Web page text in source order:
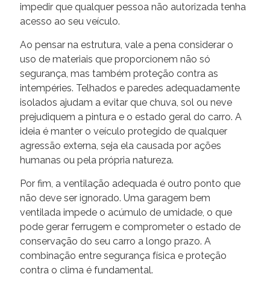
impedir que qualquer pessoa não autorizada tenha
acesso ao seu veículo.
Ao pensar na estrutura, vale a pena considerar o
uso de materiais que proporcionem não só
segurança, mas também proteção contra as
intempéries. Telhados e paredes adequadamente
isolados ajudam a evitar que chuva, sol ou neve
prejudiquem a pintura e o estado geral do carro. A
ideia é manter o veículo protegido de qualquer
agressão externa, seja ela causada por ações
humanas ou pela própria natureza.
Por fim, a ventilação adequada é outro ponto que
não deve ser ignorado. Uma garagem bem
ventilada impede o acúmulo de umidade, o que
pode gerar ferrugem e comprometer o estado de
conservação do seu carro a longo prazo. A
combinação entre segurança física e proteção
contra o clima é fundamental.